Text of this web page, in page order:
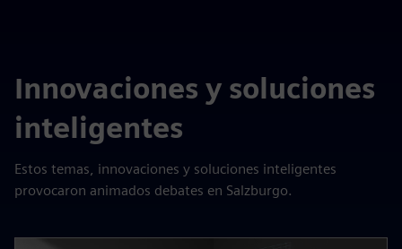
Innovaciones y soluciones
inteligentes
Estos temas, innovaciones y soluciones inteligentes
provocaron animados debates en Salzburgo.